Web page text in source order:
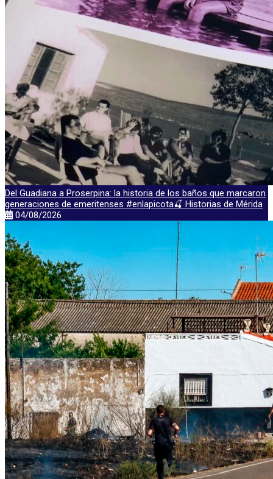
Del Guadiana a Proserpina: la historia de los baños que marcaron
generaciones de emeritenses #enlapicota🍒 Historias de Mérida
04/08/2026